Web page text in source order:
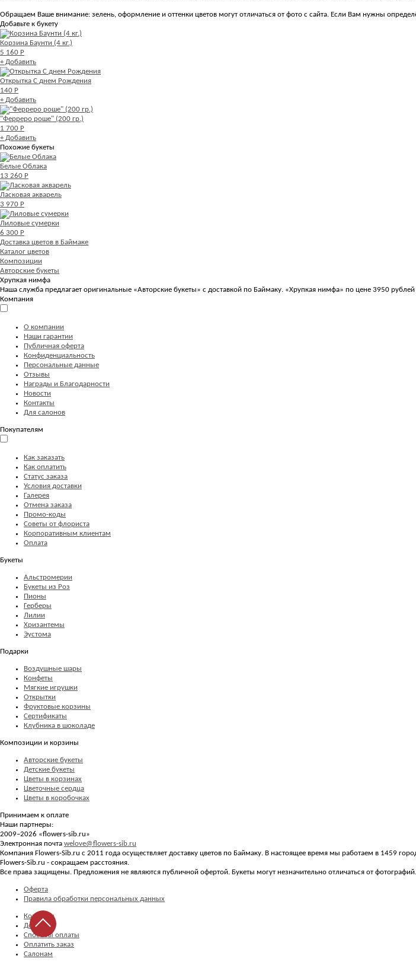
Обращаем Ваше внимание: зелень, оформление и оттенки цветов могут отличаться от фото с сайта. Если Вам нужны
Добавьте к букету
Корзина Баунти (4 кг.)
5 160 Р
+ Добавить
Открытка С днем Рождения
140 Р
+ Добавить
"Ферреро роше" (200 гр.)
1 700 Р
+ Добавить
Похожие букеты
Белые Облака
13 260 Р
Ласковая акварель
3 970 Р
Лиловые сумерки
6 300 Р
Доставка цветов в Баймаке
Каталог цветов
Композиции
Авторские букеты
Хрупкая нимфа
Наша служба предлагает оригинальные «Авторские букеты» с доставкой по Баймаку. «Хрупкая нимфа» по цене 3950
Компания
О компании
Наши гарантии
Публичная оферта
Конфиденциальность
Персональные данные
Отзывы
Награды и Благодарности
Новости
Контакты
Для салонов
Покупателям
Как заказать
Как оплатить
Статус заказа
Условия доставки
Галерея
Отмена заказа
Промо-коды
Советы от флориста
Корпоративным клиентам
Оплата
Букеты
Альстромерии
Букеты из Роз
Пионы
Герберы
Лилии
Хризантемы
Эустома
Подарки
Воздушные шары
Конфеты
Мягкие игрушки
Открытки
Фруктовые корзины
Сертификаты
Клубника в шоколаде
Композиции и корзины
Авторские букеты
Детские букеты
Цветы в корзинах
Цветочные сердца
Цветы в коробочках
Принимаем к оплате
Наши партнеры:
2009–2026 «flowers-sib.ru»
Электронная почта welove@flowers-sib.ru
Компания Flowers-Sib.ru с 2011 года осуществляет доставку цветов по Баймаку. В настоящее время мы работаем в 1459
Flowers-Sib.ru - сокращаем расстояния.
Все права защищены. Предложения не являются публичной офертой. Букеты могут незначительно отличаться от фотографий.
Оферта
Правила обработки персональных данных
Контакты
Доставка
Способы оплаты
Оплатить заказ
Салонам